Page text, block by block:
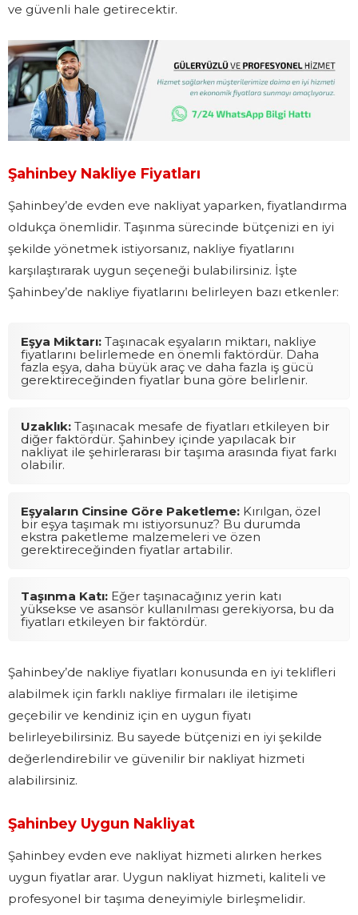
ve güvenli hale getirecektir.
Şahinbey Nakliye Fiyatları
Şahinbey’de evden eve nakliyat yaparken, fiyatlandırma
oldukça önemlidir. Taşınma sürecinde bütçenizi en iyi
şekilde yönetmek istiyorsanız, nakliye fiyatlarını
karşılaştırarak uygun seçeneği bulabilirsiniz. İşte
Şahinbey’de nakliye fiyatlarını belirleyen bazı etkenler:
Eşya Miktarı: Taşınacak eşyaların miktarı, nakliye
fiyatlarını belirlemede en önemli faktördür. Daha
fazla eşya, daha büyük araç ve daha fazla iş gücü
gerektireceğinden fiyatlar buna göre belirlenir.
Uzaklık: Taşınacak mesafe de fiyatları etkileyen bir
diğer faktördür. Şahinbey içinde yapılacak bir
nakliyat ile şehirlerarası bir taşıma arasında fiyat farkı
olabilir.
Eşyaların Cinsine Göre Paketleme: Kırılgan, özel
bir eşya taşımak mı istiyorsunuz? Bu durumda
ekstra paketleme malzemeleri ve özen
gerektireceğinden fiyatlar artabilir.
Taşınma Katı: Eğer taşınacağınız yerin katı
yüksekse ve asansör kullanılması gerekiyorsa, bu da
fiyatları etkileyen bir faktördür.
Şahinbey’de nakliye fiyatları konusunda en iyi teklifleri
alabilmek için farklı nakliye firmaları ile iletişime
geçebilir ve kendiniz için en uygun fiyatı
belirleyebilirsiniz. Bu sayede bütçenizi en iyi şekilde
değerlendirebilir ve güvenilir bir nakliyat hizmeti
alabilirsiniz.
Şahinbey Uygun Nakliyat
Şahinbey evden eve nakliyat hizmeti alırken herkes
uygun fiyatlar arar. Uygun nakliyat hizmeti, kaliteli ve
profesyonel bir taşıma deneyimiyle birleşmelidir.